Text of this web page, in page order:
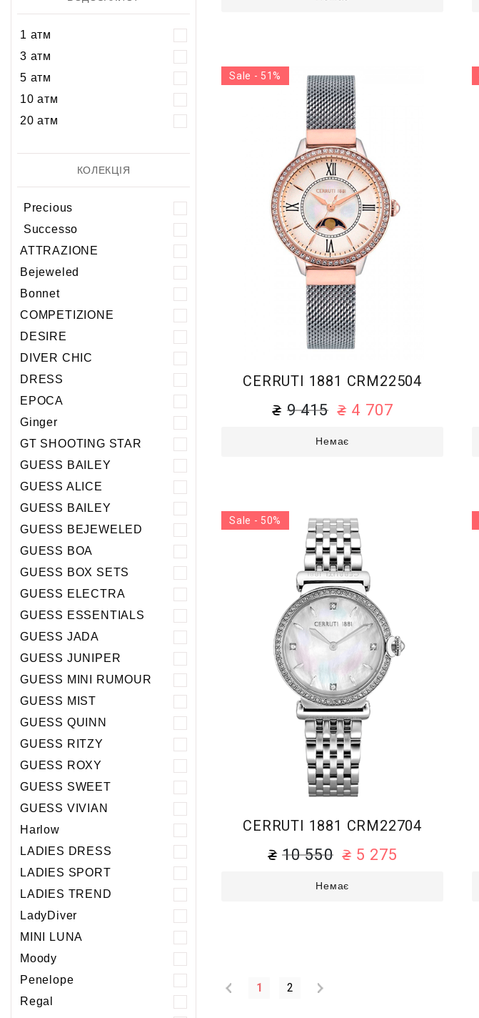
1 атм
3 атм
5 атм
10 атм
20 атм
КОЛЕКЦІЯ
Precious
Successo
ATTRAZIONE
Bejeweled
Bonnet
COMPETIZIONE
DESIRE
DIVER CHIC
DRESS
EPOCA
Ginger
GT SHOOTING STAR
GUESS BAILEY
GUESS ALICE
GUESS BAILEY
GUESS BEJEWELED
GUESS BOA
GUESS BOX SETS
GUESS ELECTRA
GUESS ESSENTIALS
GUESS JADA
GUESS JUNIPER
GUESS MINI RUMOUR
GUESS MIST
GUESS QUINN
GUESS RITZY
GUESS ROXY
GUESS SWEET
GUESS VIVIAN
Harlow
LADIES DRESS
LADIES SPORT
LADIES TREND
LadyDiver
MINI LUNA
Moody
Penelope
Regal
CERRUTI 1881 CRM22504
9 415 4 707
Немає
Sale - 51%
CERRUTI 1881 CRM22704
10 550 5 275
Немає
Sale - 50%
1 2